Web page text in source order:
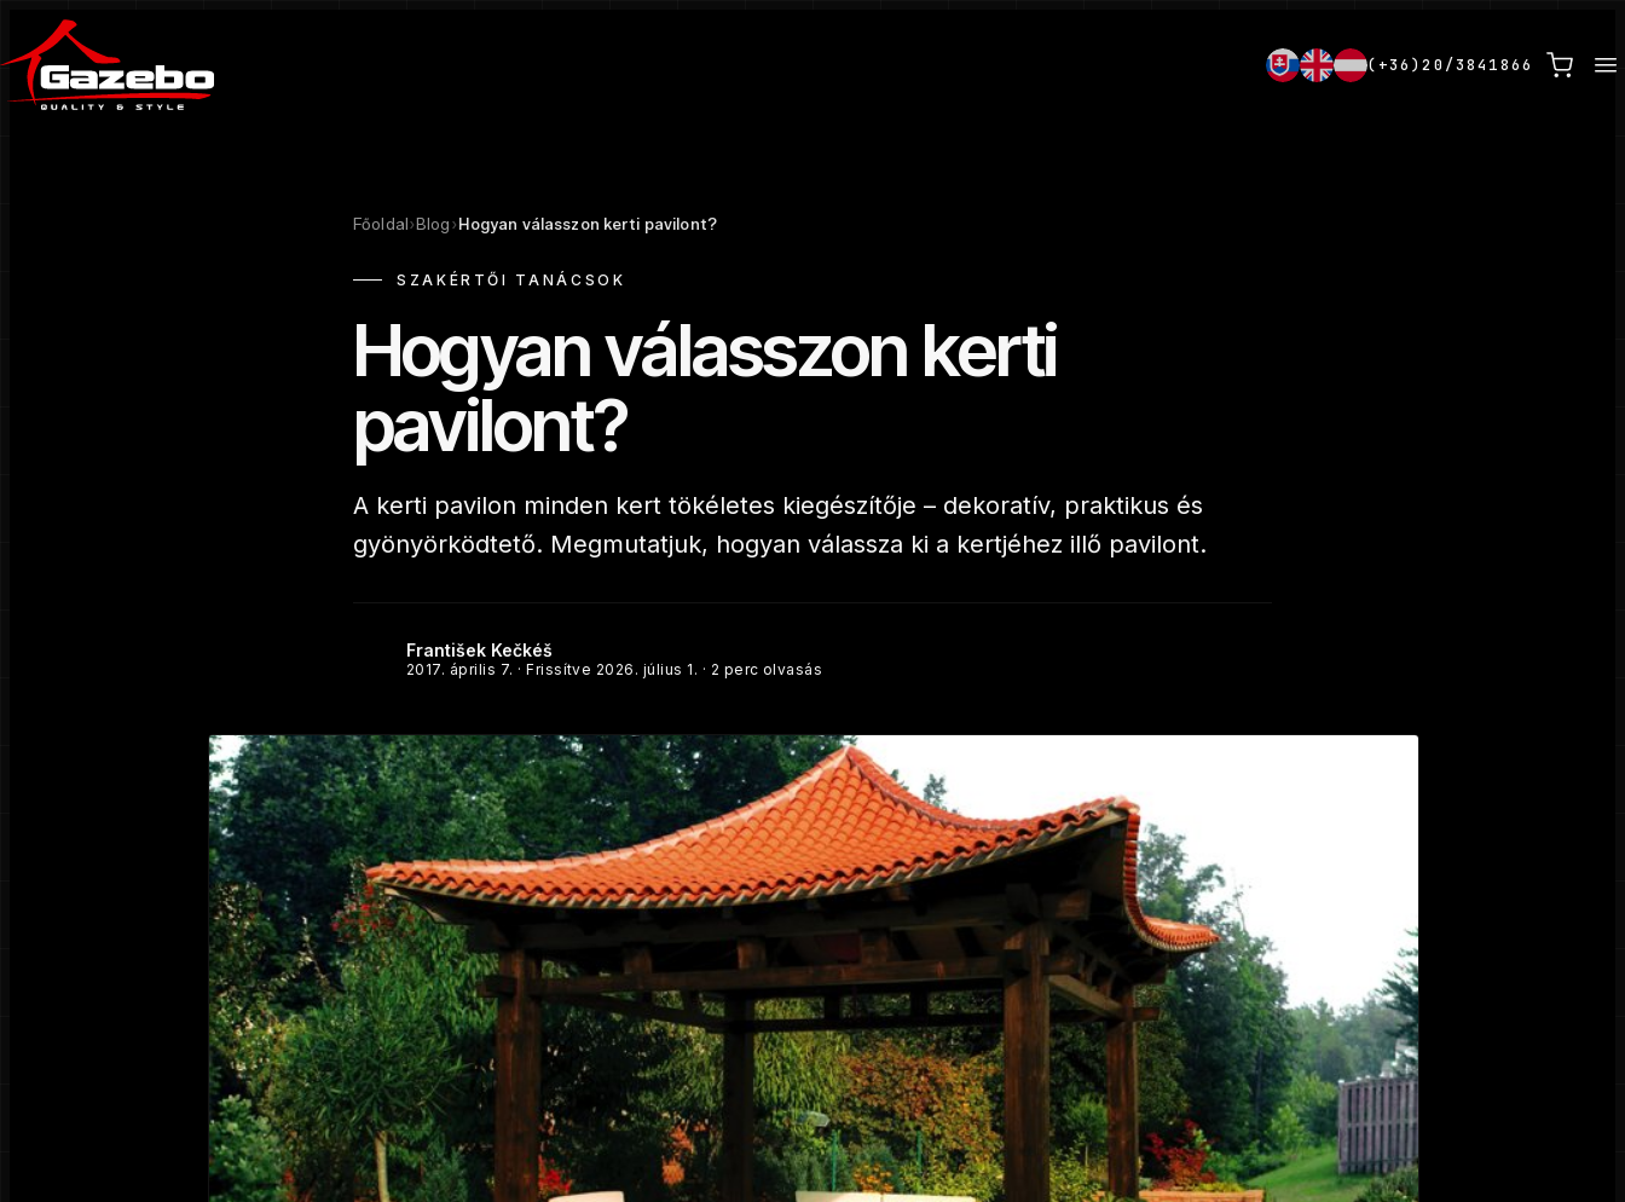
(+36)20/3841866
Főoldal›Blog›Hogyan válasszon kerti pavilont?
SZAKÉRTŐI TANÁCSOK
Hogyan válasszon kerti
pavilont?
A kerti pavilon minden kert tökéletes kiegészítője – dekoratív, praktikus és
gyönyörködtető. Megmutatjuk, hogyan válassza ki a kertjéhez illő pavilont.
František Kečkéš
2017. április 7. · Frissítve 2026. július 1. · 2 perc olvasás